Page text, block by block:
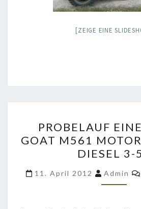
[ZEIGE EINE
EINES
GAMA
GOAT
M561
PROBELAUF
GOAT M561
DIESEL 3-
11. April 2012 Admin